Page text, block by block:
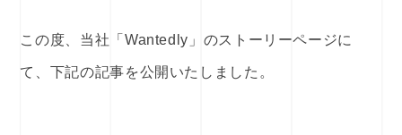
この度、当社「Wantedly」のストーリーページに
て、下記の記事を公開いたしました。